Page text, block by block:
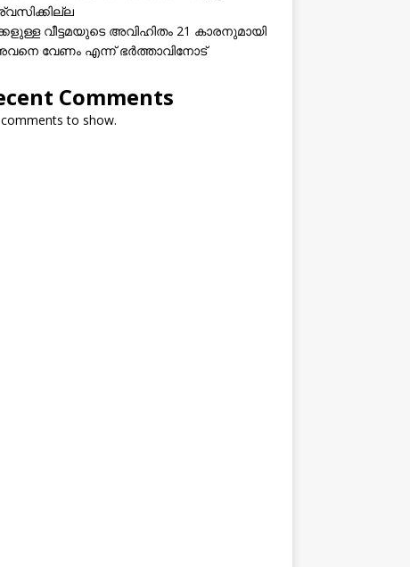
വീട്ടമയുടെ അവിഹിതം 21 കാരനുമായി
വേണം എന്ന് ഭർത്താവിനോട്
Comments
to show.